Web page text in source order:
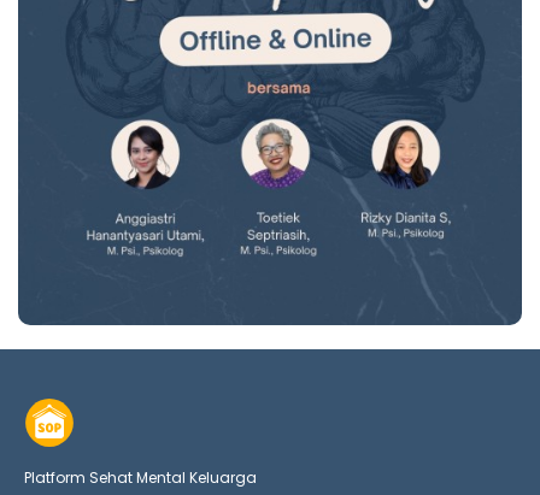
Platform Sehat Mental Keluarga